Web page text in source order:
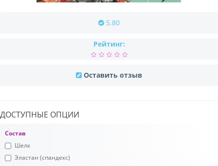
5.80
Рейтинг:
Оставить отзыв
ДОСТУПНЫЕ ОПЦИИ
Состав
Шелк
Эластан (спандекс)